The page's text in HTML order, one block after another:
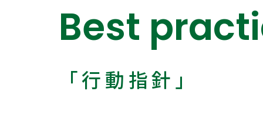
Best
「行動指針」